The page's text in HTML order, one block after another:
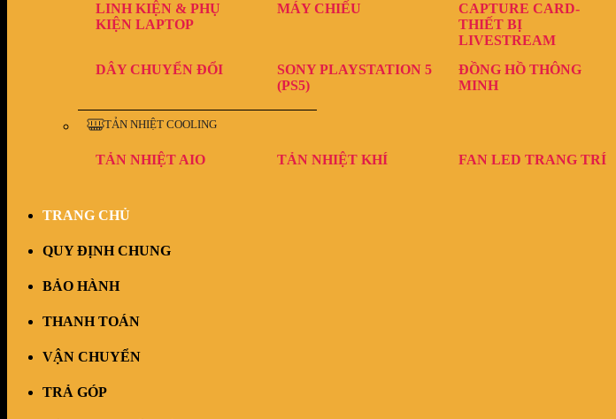
LINH KIỆN & PHỤ
KIỆN LAPTOP
MÁY CHIẾU
CAPTURE CARD-
THIẾT BỊ
LIVESTREAM
DÂY CHUYỂN ĐỔI
SONY PLAYSTATION 5
(PS5)
ĐỒNG HỒ THÔNG
MINH
TẢN NHIỆT COOLING
TẢN NHIỆT AIO TẢN NHIỆT KHÍ FAN LED TRANG TRÍ
TRANG CHỦ
QUY ĐỊNH CHUNG
BẢO HÀNH
THANH TOÁN
VẬN CHUYỂN
TRẢ GÓP